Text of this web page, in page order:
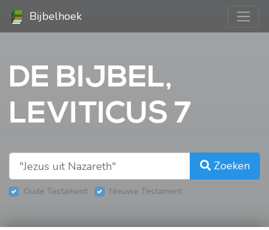
Bijbelhoek
DE BIJBEL,
LEVITICUS 7
Zoeken
Oude Testament Nieuwe Testament